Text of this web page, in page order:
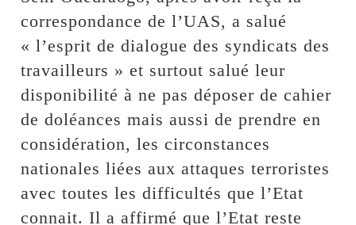
correspondance de l’UAS, a salué
« l’esprit de dialogue des syndicats des
travailleurs » et surtout salué leur
disponibilité à ne pas déposer de cahier
de doléances mais aussi de prendre en
considération, les circonstances
nationales liées aux attaques terroristes
avec toutes les difficultés que l’Etat
connait. Il a affirmé que l’Etat reste